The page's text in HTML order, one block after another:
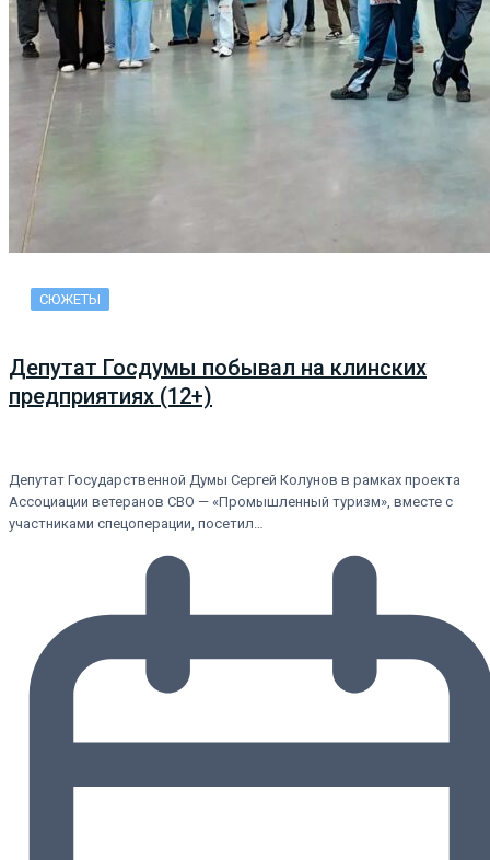
СЮЖЕТЫ
Депутат Госдумы побывал на клинских
предприятиях (12+)
Депутат Государственной Думы Сергей Колунов в рамках проекта
Ассоциации ветеранов СВО — «Промышленный туризм», вместе с
участниками спецоперации, посетил…